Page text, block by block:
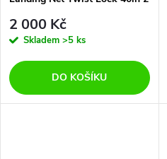
2 000 Kč
Skladem >5 ks
DO KOŠÍKU